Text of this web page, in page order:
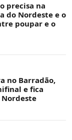
precisa na
do Nordeste e o
poupar e o
no Barradão,
e fica